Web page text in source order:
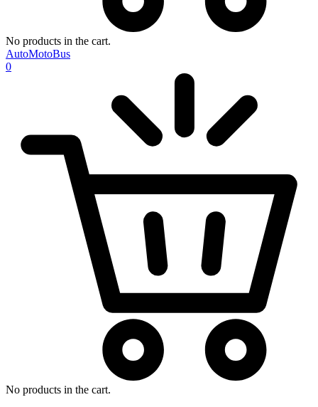
No products in the cart.
AutoMotoBus
0
No products in the cart.